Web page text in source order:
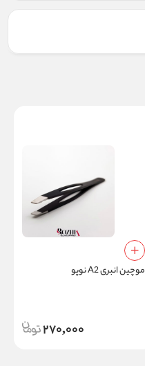
موچین انبری A2 نوپو
270,000